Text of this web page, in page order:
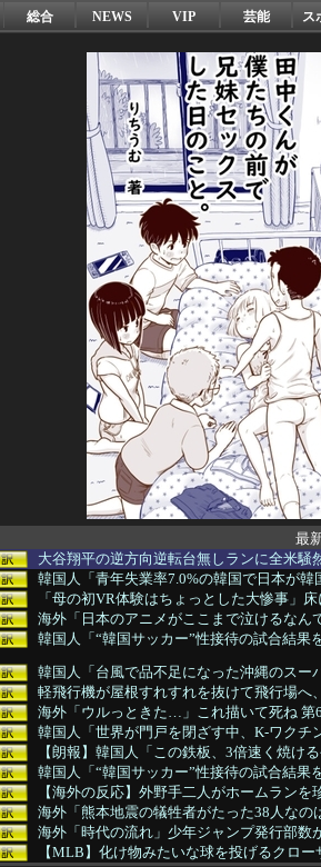
総合 NEWS VIP 芸能 ス
最
大谷翔平の逆方向逆転台無しランに全米
韓国人「青年失業率7.0%の韓国で日本が
「母の初VR体験はちょっとした大惨事」
海外「日本のアニメがここまで泣けるな
韓国人「“韓国サッカー”性接待の試合結
韓国人「台風で品不足になった沖縄のスー
軽飛行機が屋根すれすれを抜けて飛行場へ
海外「ウルっときた…」これ描いて死ね 第
韓国人「世界が門戸を閉ざす中、K-ワクチ
【朗報】韓国人「この鉄板、3倍速く焼ける
韓国人「“韓国サッカー”性接待の試合結
【海外の反応】外野手二人がホームラン
海外「熊本地震の犠牲者がたった38人なの
海外「時代の流れ」少年ジャンプ発行部数
【MLB】化け物みたいな球を投げるクロ